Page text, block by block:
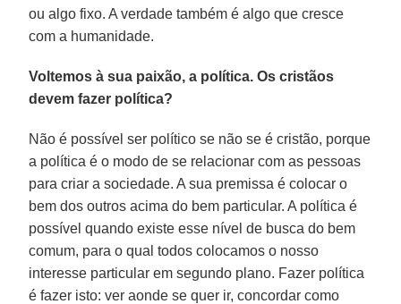
ou algo fixo. A verdade também é algo que cresce
com a humanidade.
Voltemos à sua paixão, a política. Os cristãos
devem fazer política?
Não é possível ser político se não se é cristão, porque
a política é o modo de se relacionar com as pessoas
para criar a sociedade. A sua premissa é colocar o
bem dos outros acima do bem particular. A política é
possível quando existe esse nível de busca do bem
comum, para o qual todos colocamos o nosso
interesse particular em segundo plano. Fazer política
é fazer isto: ver aonde se quer ir, concordar como